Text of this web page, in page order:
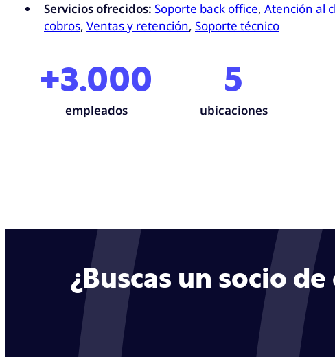
Servicios ofrecidos: Soporte back office, Atención al
cobros, Ventas y retención, Soporte técnico
+3.000
empleados
5
ubicaciones
¿Buscas un socio